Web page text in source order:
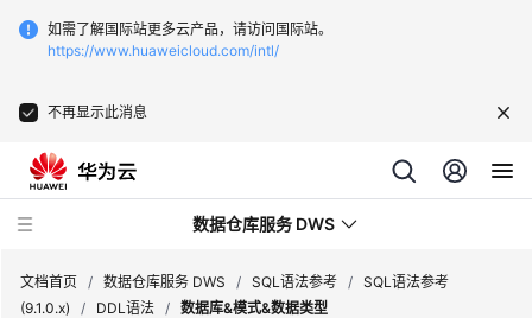
如需了解国际站更多云产品，请访问国际站。
https://www.huaweicloud.com/intl/
不再显示此消息
数据仓库服务 DWS
文档首页 / 数据仓库服务 DWS / SQL语法参考 / SQL语法参考
(9.1.0.x)
/ DDL语法 / 数据库&模式&数据类型